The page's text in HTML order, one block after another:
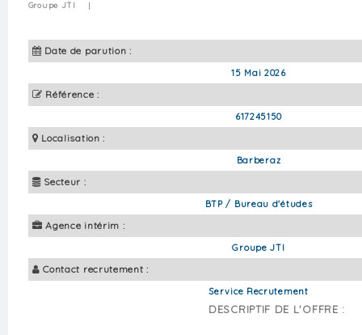
Groupe JTI |
Date de parution :
15 Mai 2026
Référence :
617245150
Localisation :
Barberaz
Secteur :
BTP / Bureau d'études
Agence intérim :
Groupe JTI
Contact recrutement :
Service Recrutement
DESCRIPTIF DE L'OFFRE :